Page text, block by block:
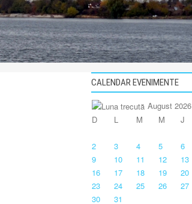
CALENDAR EVENIMENTE
August 2026
D
L M M J
2
3 4 5 6
9
10 11 12 13
16
17 18 19 20
23
24 25 26 27
30
31